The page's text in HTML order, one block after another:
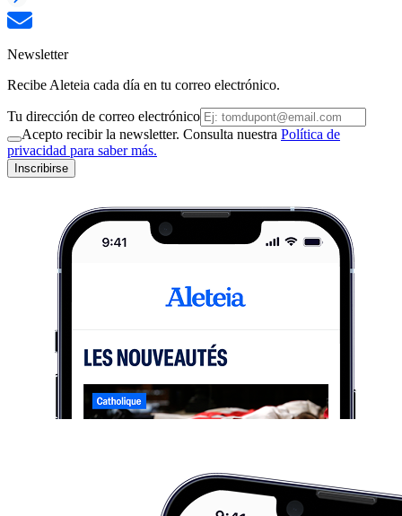
Newsletter
Recibe Aleteia cada día en tu correo electrónico.
Tu dirección de correo electrónico
Acepto recibir la newsletter. Consulta nuestra Política de
privacidad para saber más.
Inscribirse